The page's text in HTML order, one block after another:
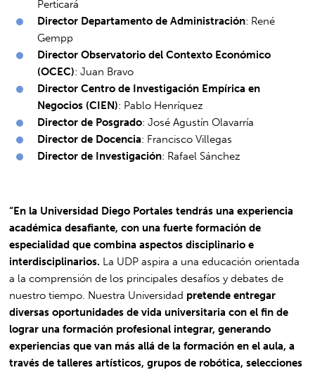
Perticará
Director Departamento de Administración: René
Gempp
Director Observatorio del Contexto Económico
(OCEC): Juan Bravo
Director Centro de Investigación Empírica en
Negocios (CIEN): Pablo Henríquez
Director de Posgrado: José Agustín Olavarría
Director de Docencia: Francisco Villegas
Director de Investigación: Rafael Sánchez
“En la Universidad Diego Portales tendrás una experiencia
académica desafiante, con una fuerte formación de
especialidad que combina aspectos disciplinario e
interdisciplinarios. La UDP aspira a una educación orientada
a la comprensión de los principales desafíos y debates de
nuestro tiempo. Nuestra Universidad pretende entregar
diversas oportunidades de vida universitaria con el fin de
lograr una formación profesional integrar, generando
experiencias que van más allá de la formación en el aula, a
través de talleres artísticos, grupos de robótica, selecciones